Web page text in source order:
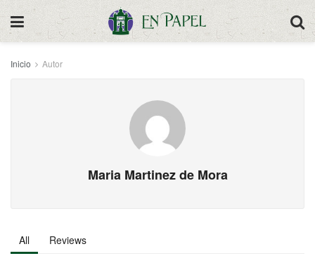
Inicio Autor
Maria Martinez de Mora
All Reviews